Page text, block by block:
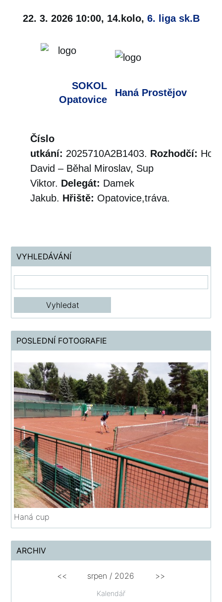
22. 3. 2026 10:00, 14.kolo, 6. liga sk.B
SOKOL
Opatovice
Haná Prostějov
Číslo
utkání: 2025710A2B1403. Rozhodčí:
David – Běhal Miroslav, Sup
Viktor. Delegát: Damek
Jakub. Hřiště: Opatovice,tráva.
VYHLEDÁVÁNÍ
POSLEDNÍ FOTOGRAFIE
Haná cup
ARCHIV
Kalendář
<< srpen / 2026 >>